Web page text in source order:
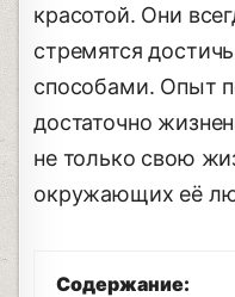
красотой. Они
стремятся
способами. Опыт
достаточно
не только свою
окружающих её
Содержание: